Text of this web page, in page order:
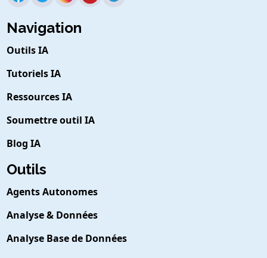
Navigation
Outils IA
Tutoriels IA
Ressources IA
Soumettre outil IA
Blog IA
Outils
Agents Autonomes
Analyse & Données
Analyse Base de Données